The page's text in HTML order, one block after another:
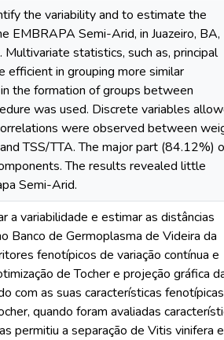
the variability and to estimate the
EMBRAPA Semi-Arid, in Juazeiro, BA,
statistics, such as, principal
efficient in grouping more similar
the formation of groups between
was used. Discrete variables
were observed between
TSS/TTA. The major part (84.12%)
The results revealed little
Semi-Arid.
variabilidade e estimar as distâncias
Banco de Germoplasma de Videira da
fenotípicos de variação contínua e
de Tocher e projeção gráfica
com as suas características
quando foram avaliadas
permitiu a separação de Vitis vinifera e